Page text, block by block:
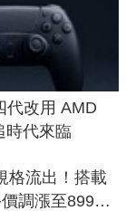
代改用 AMD
時代來臨
格流出！搭載
調漲至899美